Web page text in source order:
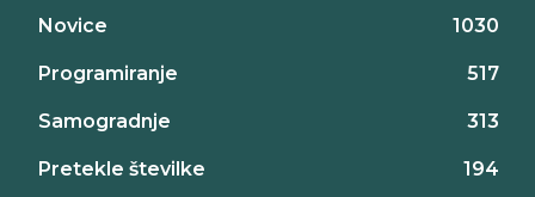
Novice 1030
Programiranje 517
Samogradnje 313
Pretekle številke 194